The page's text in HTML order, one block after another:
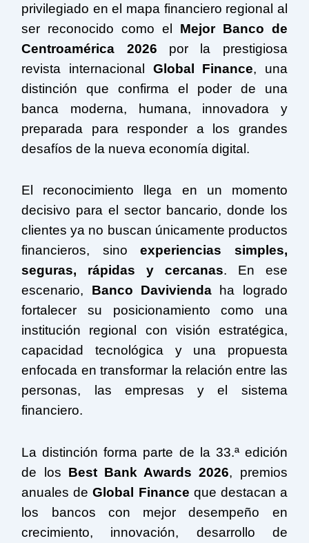
privilegiado en el mapa financiero regional al
ser reconocido como el Mejor Banco de
Centroamérica 2026 por la prestigiosa
revista internacional Global Finance, una
distinción que confirma el poder de una
banca moderna, humana, innovadora y
preparada para responder a los grandes
desafíos de la nueva economía digital.
El reconocimiento llega en un momento
decisivo para el sector bancario, donde los
clientes ya no buscan únicamente productos
financieros, sinoexperiencias simples,
seguras, rápidas y cercanas. En ese
escenario, Banco Davivienda ha logrado
fortalecer su posicionamiento como una
institución regional con visión estratégica,
capacidad tecnológica y una propuesta
enfocada en transformar la relación entre las
personas, las empresas y el sistema
financiero.
La distinción forma parte de la 33.ª edición
de los Best Bank Awards 2026, premios
anuales deGlobal Finance que destacan a
los bancos con mejor desempeño en
crecimiento, innovación, desarrollo de